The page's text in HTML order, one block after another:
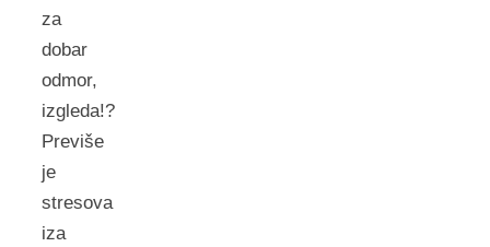
za
dobar
odmor,
izgleda!?
Previše
je
stresova
iza